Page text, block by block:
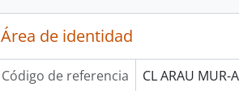
Área de identidad
Código de referencia
CL ARAU MUR-